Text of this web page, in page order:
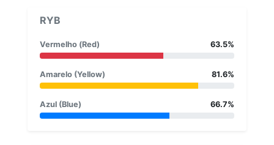
RYB
Vermelho (Red) 63.5%
Amarelo (Yellow) 81.6%
Azul (Blue) 66.7%